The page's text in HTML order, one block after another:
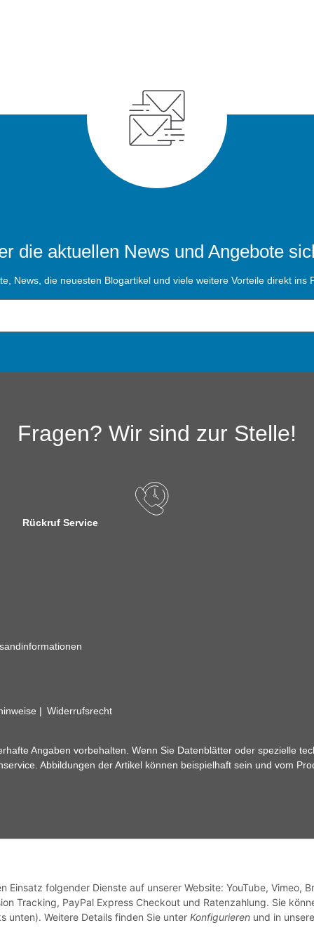
Einsatz folgender Dienste auf unserer Website: YouTube, Vimeo,
Tracking, PayPal Express Checkout und Ratenzahlung. Sie
unten). Weitere Details finden Sie unter Konfigurieren und in
die aktuellen News und Angebote
News, die neuesten Blogartikel und viele weitere Vorteile direkt ins
Fragen? Wir sind zur Stelle!
Rückruf Service
Widerrufsrecht
Angaben vorbehalten. Wenn Sie Datenblätter oder spezielle
Abbildungen der Artikel können beispielhaft sein und vom